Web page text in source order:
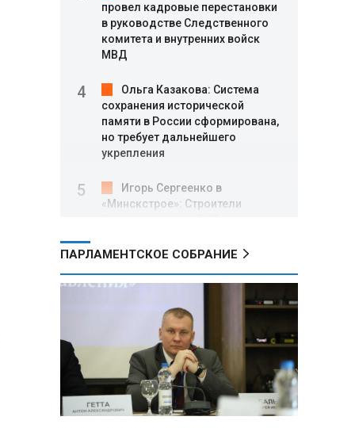
провел кадровые перестановки
в руководстве Следственного
комитета и внутренних войск
МВД
Ольга Казакова: Система
сохранения исторической
памяти в России сформирована,
но требует дальнейшего
укрепления
Игорь Сергеенко в
«Минскстрое»: Строители
в улучшении охраны труда
МИД РФ: Поездка
Зеленского в США не принесла
ожидаемых результатов
Белорусские школьники
собрали первые «космические»
томаты из семян, побывавших
на орбите
ПАРЛАМЕНТСКОЕ СОБРАНИЕ